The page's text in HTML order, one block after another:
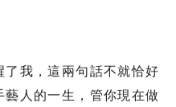
我，這兩句話不就恰好
人的一生，管你現在做